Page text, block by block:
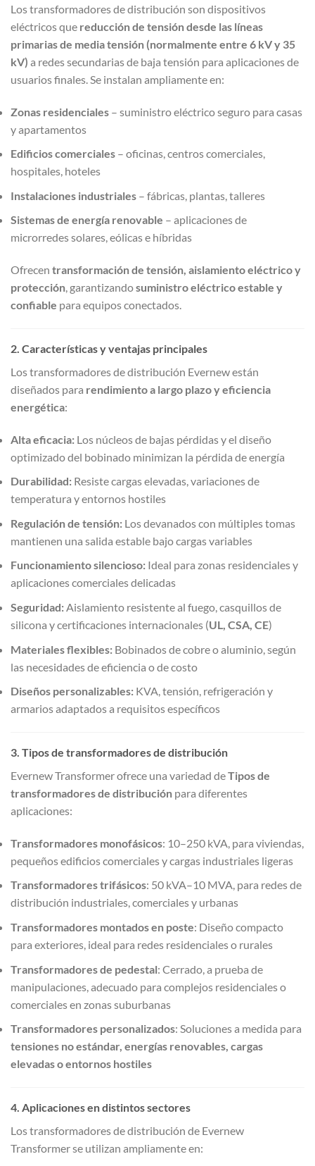
Los transformadores de distribución son dispositivos
eléctricos que reducción de tensión desde las líneas
primarias de media tensión (normalmente entre 6 kV y 35
kV) a redes secundarias de baja tensión para aplicaciones de
usuarios finales. Se instalan ampliamente en:
Zonas residenciales – suministro eléctrico seguro para casas
y apartamentos
Edificios comerciales – oficinas, centros comerciales,
hospitales, hoteles
Instalaciones industriales – fábricas, plantas, talleres
Sistemas de energía renovable – aplicaciones de
microrredes solares, eólicas e híbridas
Ofrecen transformación de tensión, aislamiento eléctrico y
protección, garantizandosuministro eléctrico estable y
confiable para equipos conectados.
2. Características y ventajas principales
Los transformadores de distribución Evernew están
diseñados para rendimiento a largo plazo y eficiencia
energética:
Alta eficacia: Los núcleos de bajas pérdidas y el diseño
optimizado del bobinado minimizan la pérdida de energía
Durabilidad: Resiste cargas elevadas, variaciones de
temperatura y entornos hostiles
Regulación de tensión: Los devanados con múltiples tomas
mantienen una salida estable bajo cargas variables
Funcionamiento silencioso: Ideal para zonas residenciales y
aplicaciones comerciales delicadas
Seguridad:Aislamiento resistente al fuego, casquillos de
silicona y certificaciones internacionales (UL, CSA, CE)
Materiales flexibles: Bobinados de cobre o aluminio, según
las necesidades de eficiencia o de costo
Diseños personalizables: KVA, tensión, refrigeración y
armarios adaptados a requisitos específicos
3. Tipos de transformadores de distribución
Evernew Transformer ofrece una variedad deTipos de
transformadores de distribución para diferentes
aplicaciones:
Transformadores monofásicos: 10–250 kVA, para viviendas,
pequeños edificios comerciales y cargas industriales ligeras
Transformadores trifásicos: 50 kVA–10 MVA, para redes de
distribución industriales, comerciales y urbanas
Transformadores montados en poste: Diseño compacto
para exteriores, ideal para redes residenciales o rurales
Transformadores de pedestal: Cerrado, a prueba de
manipulaciones, adecuado para complejos residenciales o
comerciales en zonas suburbanas
Transformadores personalizados: Soluciones a medida para
tensiones no estándar, energías renovables, cargas
elevadas o entornos hostiles
4. Aplicaciones en distintos sectores
Los transformadores de distribución de Evernew
Transformer se utilizan ampliamente en: